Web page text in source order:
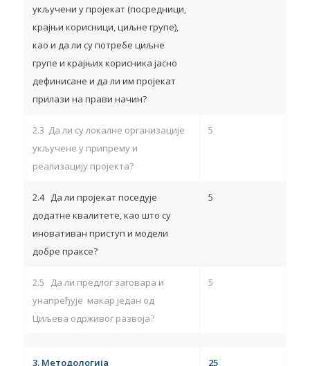
укључени у пројекат (посредници,
крајњи корисници, циљне групе),
као и да ли су потребе циљне
групе и крајњих корисника јасно
дефинисане и да ли им пројекат
прилази на прави начин?
2.3 Да ли су локалне организације
укључене у припрему и
реализацију пројекта?
5
2.4 Да ли пројекат поседује
додатне квалитете, као што су
иновативан приступ и модели
добре праксе?
5
2.5 Да ли предлог заговара и
унапређује макар један од
Циљева одрживог развоја?
5
3. Методологија 25